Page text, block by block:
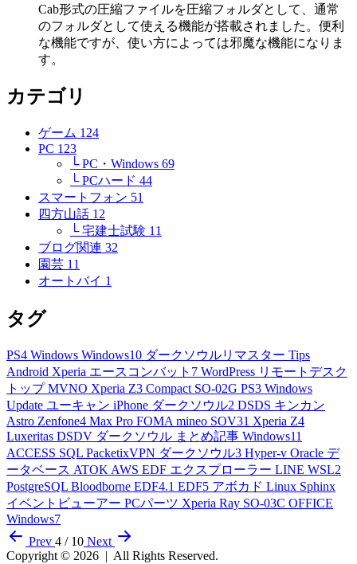
Cab形式の圧縮ファイルを圧縮フォルダとして、通常
のフォルダとして使える機能が搭載されました。便利
な機能ですが、使い方によっては邪魔な機能になりま
す。
カテゴリ
ゲーム 124
PC 123
└ PC・Windows 69
└ PCハード 44
スマートフォン 51
四方山話 12
└ 宅建士試験 11
ブログ関連 32
園芸 11
オートバイ 1
タグ
PS4 Windows Windows10 ダークソウルリマスター Tips
Android Xperia エースコンバット7 WordPress リモートデスク
トップMVNO Xperia Z3 Compact SO-02G PS3 Windows
Update ユーキャン iPhone ダークソウル2 DSDS キンカン
Astro Zenfone4 Max Pro FOMA mineo SOV31 Xperia Z4
Luxeritas DSDV ダークソウル まとめ記事 Windows11
ACCESS SQL PacketixVPN ダークソウル3 Hyper-v Oracle デ
ータベース ATOK AWS EDF エクスプローラー LINE WSL2
PostgreSQL Bloodborne EDF4.1 EDF5 アボカド Linux Sphinx
イベントビューアー PCパーツ Xperia Ray SO-03C OFFICE
Windows7
Prev 4 / 10 Next
Copyright © 2026 | All Rights Reserved.